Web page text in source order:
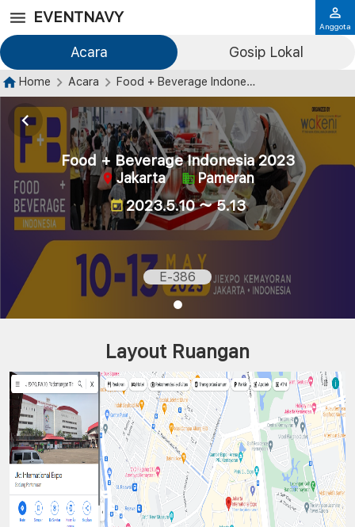
EVENTNAVY
Acara Gosip Lokal
Anggota
Home Acara Food + Beverage Indonesia 2023
Food + Beverage Indonesia 2023
Jakarta Pameran
2023.5.10 ～ 5.13
E-386
Layout Ruangan